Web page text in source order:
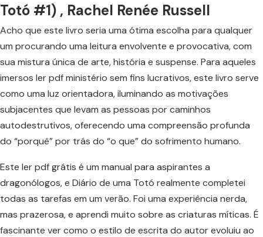
Totó #1) , Rachel Renée Russell
Acho que este livro seria uma ótima escolha para qualquer
um procurando uma leitura envolvente e provocativa, com
sua mistura única de arte, história e suspense. Para aqueles
imersos ler pdf ministério sem fins lucrativos, este livro serve
como uma luz orientadora, iluminando as motivações
subjacentes que levam as pessoas por caminhos
autodestrutivos, oferecendo uma compreensão profunda
do “porquê” por trás do “o que” do sofrimento humano.
Este ler pdf grátis é um manual para aspirantes a
dragonólogos, e Diário de uma Totó realmente completei
todas as tarefas em um verão. Foi uma experiência nerda,
mas prazerosa, e aprendi muito sobre as criaturas míticas. É
fascinante ver como o estilo de escrita do autor evoluiu ao